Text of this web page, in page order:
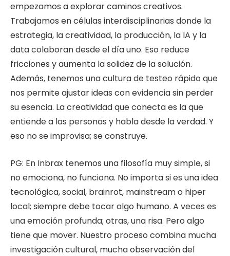
empezamos a explorar caminos creativos.
Trabajamos en células interdisciplinarias donde la
estrategia, la creatividad, la producción, la IA y la
data colaboran desde el día uno. Eso reduce
fricciones y aumenta la solidez de la solución.
Además, tenemos una cultura de testeo rápido que
nos permite ajustar ideas con evidencia sin perder
su esencia. La creatividad que conecta es la que
entiende a las personas y habla desde la verdad. Y
eso no se improvisa; se construye.
PG: En Inbrax tenemos una filosofía muy simple, si
no emociona, no funciona. No importa si es una idea
tecnológica, social, brainrot, mainstream o hiper
local; siempre debe tocar algo humano. A veces es
una emoción profunda; otras, una risa. Pero algo
tiene que mover. Nuestro proceso combina mucha
investigación cultural, mucha observación del